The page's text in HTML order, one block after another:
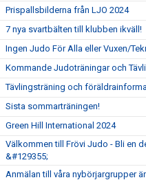
Prispallsbilderna från LJO 2024
7 nya svartbälten till klubben ikväll!
Ingen Judo För Alla eller Vuxen/
Kommande Judoträningar och
Tävlingsträning och
Sista sommarträningen!
Green Hill International 2024
Välkommen till Frövi Judo - Bli en
&#129355;
Anmälan till våra nybörjargrupper